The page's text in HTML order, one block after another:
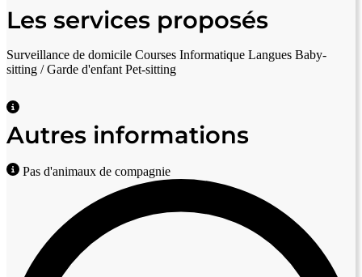
Les services proposés
Surveillance de domicile Courses Informatique Langues Baby-
sitting / Garde d'enfant Pet-sitting
Autres informations
Pas d'animaux de compagnie